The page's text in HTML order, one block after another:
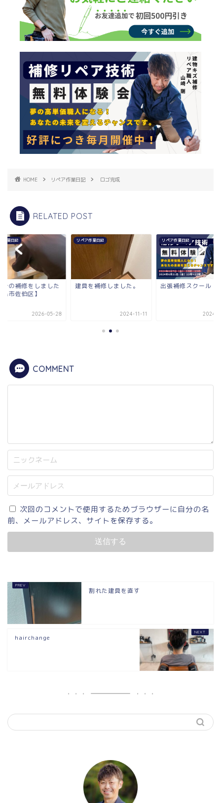
HOME リペア作業日記 ロゴ完成
RELATED POST
作業日記
台の補修をしました
市佐伯区】
2026-05-28
リペア作業日記
建具を補修しました。
2024-11-11
リペア作業日記
出張補修スクール
2024-
COMMENT
次回のコメントで使用するためブラウザーに自分の名
前、メールアドレス、サイトを保存する。
割れた建具を直す
hairchange